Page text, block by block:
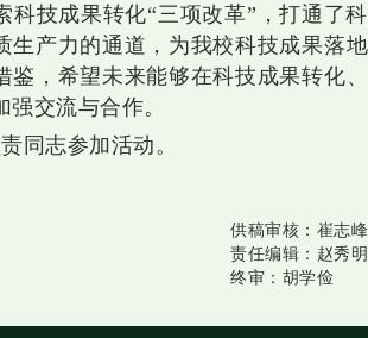
科技成果转化“三项改革”，打通了科
生产力的通道，为我校科技成果落地
鉴，希望未来能够在科技成果转化、
强交流与合作。
同志参加活动。
供稿审核： 崔志峰
责任编辑： 赵秀明
终审： 胡学俭